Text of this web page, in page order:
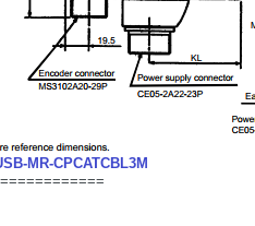
MR-CPCATCBL3M